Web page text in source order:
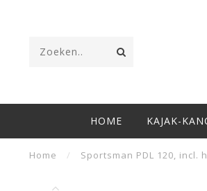
HOME KAJAK-
Home / Sportsman PDL 120, incl.